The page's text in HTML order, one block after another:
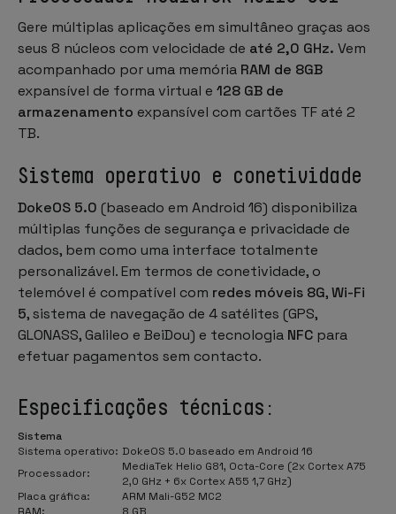
Gere múltiplas aplicações em simultâneo graças aos
seus 8 núcleos com velocidade de até 2,0 GHz. Vem
acompanhado por uma memória RAM de 8GB
expansível de forma virtual e 128 GB de
armazenamento expansível com cartões TF até 2
TB.
Sistema operativo e conetividade
DokeOS 5.0 (baseado em Android 16) disponibiliza
múltiplas funções de segurança e privacidade de
dados, bem como uma interface totalmente
personalizável. Em termos de conetividade, o
telemóvel é compatível com redes móveis 8G,Wi-Fi
5, sistema de navegação de 4 satélites (GPS,
GLONASS, Galileo e BeiDou) e tecnologia NFC para
efetuar pagamentos sem contacto.
Especificações técnicas:
Sistema
Sistema operativo: DokeOS 5.0 baseado em Android 16
Processador:
MediaTek Helio G81, Octa-Core (2x Cortex A75
2,0 GHz + 6x Cortex A55 1,7 GHz)
Placa gráfica:
ARM Mali-G52 MC2
RAM:
8 GB